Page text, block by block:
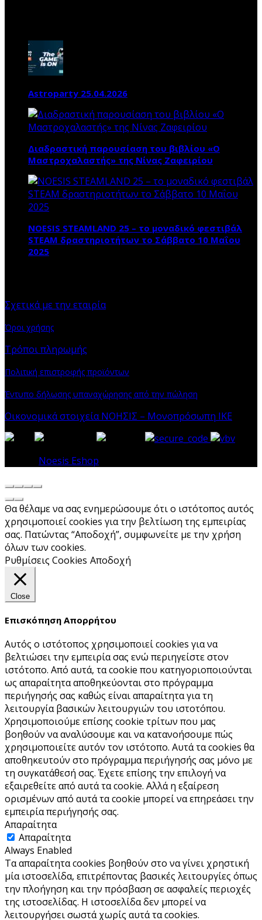
Astroparty 25.04.2026
Διαδραστική παρουσίαση του βιβλίου «Ο
Μαστροχαλαστής» της Νίνας Ζαφειρίου
NOESIS STEAMLAND 25 – το μοναδικό φεστιβάλ
STEAM δραστηριοτήτων το Σάββατο 10 Μαΐου
2025
Σχετικά με την εταιρία
Όροι χρήσης
Τρόποι πληρωμής
Πολιτική επιστροφής προϊόντων
Έντυπο δήλωσης υπαναχώρησης από την πώληση
Οικονομικά στοιχεία ΝΟΗΣΙΣ – Μονοπρόσωπη ΙΚΕ
Noesis Eshop
Θα θέλαμε να σας ενημερώσουμε ότι ο ιστότοπος αυτός
χρησιμοποιεί cookies για την βελτίωση της εμπειρίας
σας. Πατώντας “Αποδοχή”, συμφωνείτε με την χρήση
όλων των cookies.
Ρυθμίσεις Cookies Αποδοχή
Close
Επισκόπηση Απορρήτου
Αυτός ο ιστότοπος χρησιμοποιεί cookies για να
βελτιώσει την εμπειρία σας ενώ περιηγείστε στον
ιστότοπο. Από αυτά, τα cookie που κατηγοριοποιούνται
ως απαραίτητα αποθηκεύονται στο πρόγραμμα
περιήγησής σας καθώς είναι απαραίτητα για τη
λειτουργία βασικών λειτουργιών του ιστoτόπου.
Χρησιμοποιούμε επίσης cookie τρίτων που μας
βοηθούν να αναλύσουμε και να κατανοήσουμε πώς
χρησιμοποιείτε αυτόν τον ιστότοπο. Αυτά τα cookies θα
αποθηκευτούν στο πρόγραμμα περιήγησής σας μόνο με
τη συγκατάθεσή σας. Έχετε επίσης την επιλογή να
εξαιρεθείτε από αυτά τα cookie. Αλλά η εξαίρεση
ορισμένων από αυτά τα cookie μπορεί να επηρεάσει την
εμπειρία περιήγησής σας.
Απαραίτητα
Απαραίτητα
Always Enabled
Τα απαραίτητα cookies βοηθούν στο να γίνει χρηστική
μία ιστοσελίδα, επιτρέποντας βασικές λειτουργίες όπως
την πλοήγηση και την πρόσβαση σε ασφαλείς περιοχές
της ιστοσελίδας. Η ιστοσελίδα δεν μπορεί να
λειτουργήσει σωστά χωρίς αυτά τα cookies.